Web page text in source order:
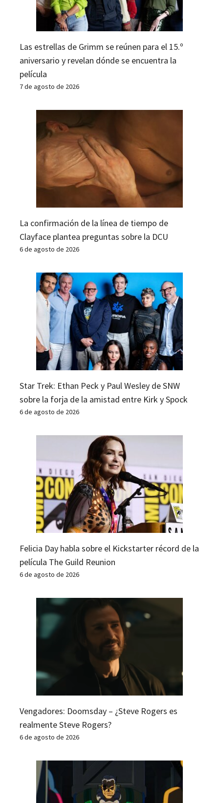
Las estrellas de Grimm se reúnen para el 15.º
aniversario y revelan dónde se encuentra la
película
7 de agosto de 2026
La confirmación de la línea de tiempo de
Clayface plantea preguntas sobre la DCU
6 de agosto de 2026
Star Trek: Ethan Peck y Paul Wesley de SNW
sobre la forja de la amistad entre Kirk y Spock
6 de agosto de 2026
Felicia Day habla sobre el Kickstarter récord de la
película The Guild Reunion
6 de agosto de 2026
Vengadores: Doomsday – ¿Steve Rogers es
realmente Steve Rogers?
6 de agosto de 2026